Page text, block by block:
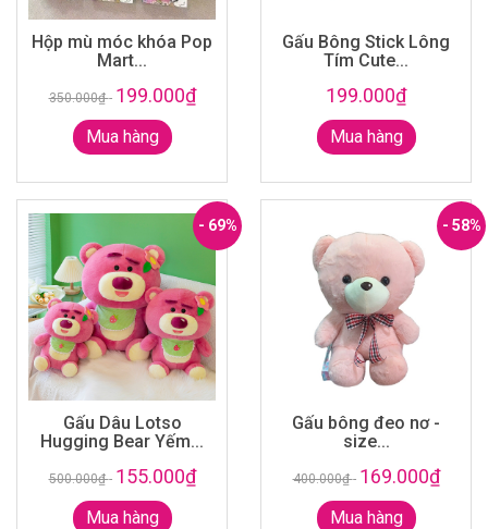
Hộp mù móc khóa Pop
Mart...
350.000₫- 199.000₫
Mua hàng
Gấu Bông Stick Lông
Tím Cute...
199.000₫
Mua hàng
- 69%
Gấu Dâu Lotso
Hugging Bear Yếm...
500.000₫- 155.000₫
Mua hàng
- 58%
Gấu bông đeo nơ -
size...
400.000₫- 169.000₫
Mua hàng